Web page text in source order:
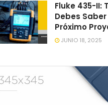
Fluke 435-II:
Debes
Próximo
JUNIO 18, 2025